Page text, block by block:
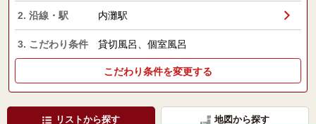
2. 沿線・駅 内灘駅
3. こだわり条件 貸切風呂、個室風呂
こだわり条件を変更する
リストから探す 地図から探す